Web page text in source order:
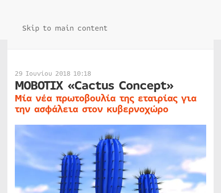
Skip to main content
29 Ιουνίου 2018 10:18
MOBOTIX «Cactus Concept»
Μία νέα πρωτοβουλία της εταιρίας για
την ασφάλεια στον κυβερνοχώρο